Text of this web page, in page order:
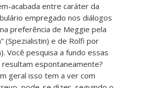
acabada entre caráter da
empregado nos diálogos
preferência de Meggie pela
(Spezialistin) e de Rolfi por
Você pesquisa a fundo essas
espontaneamente?
geral isso tem a ver com